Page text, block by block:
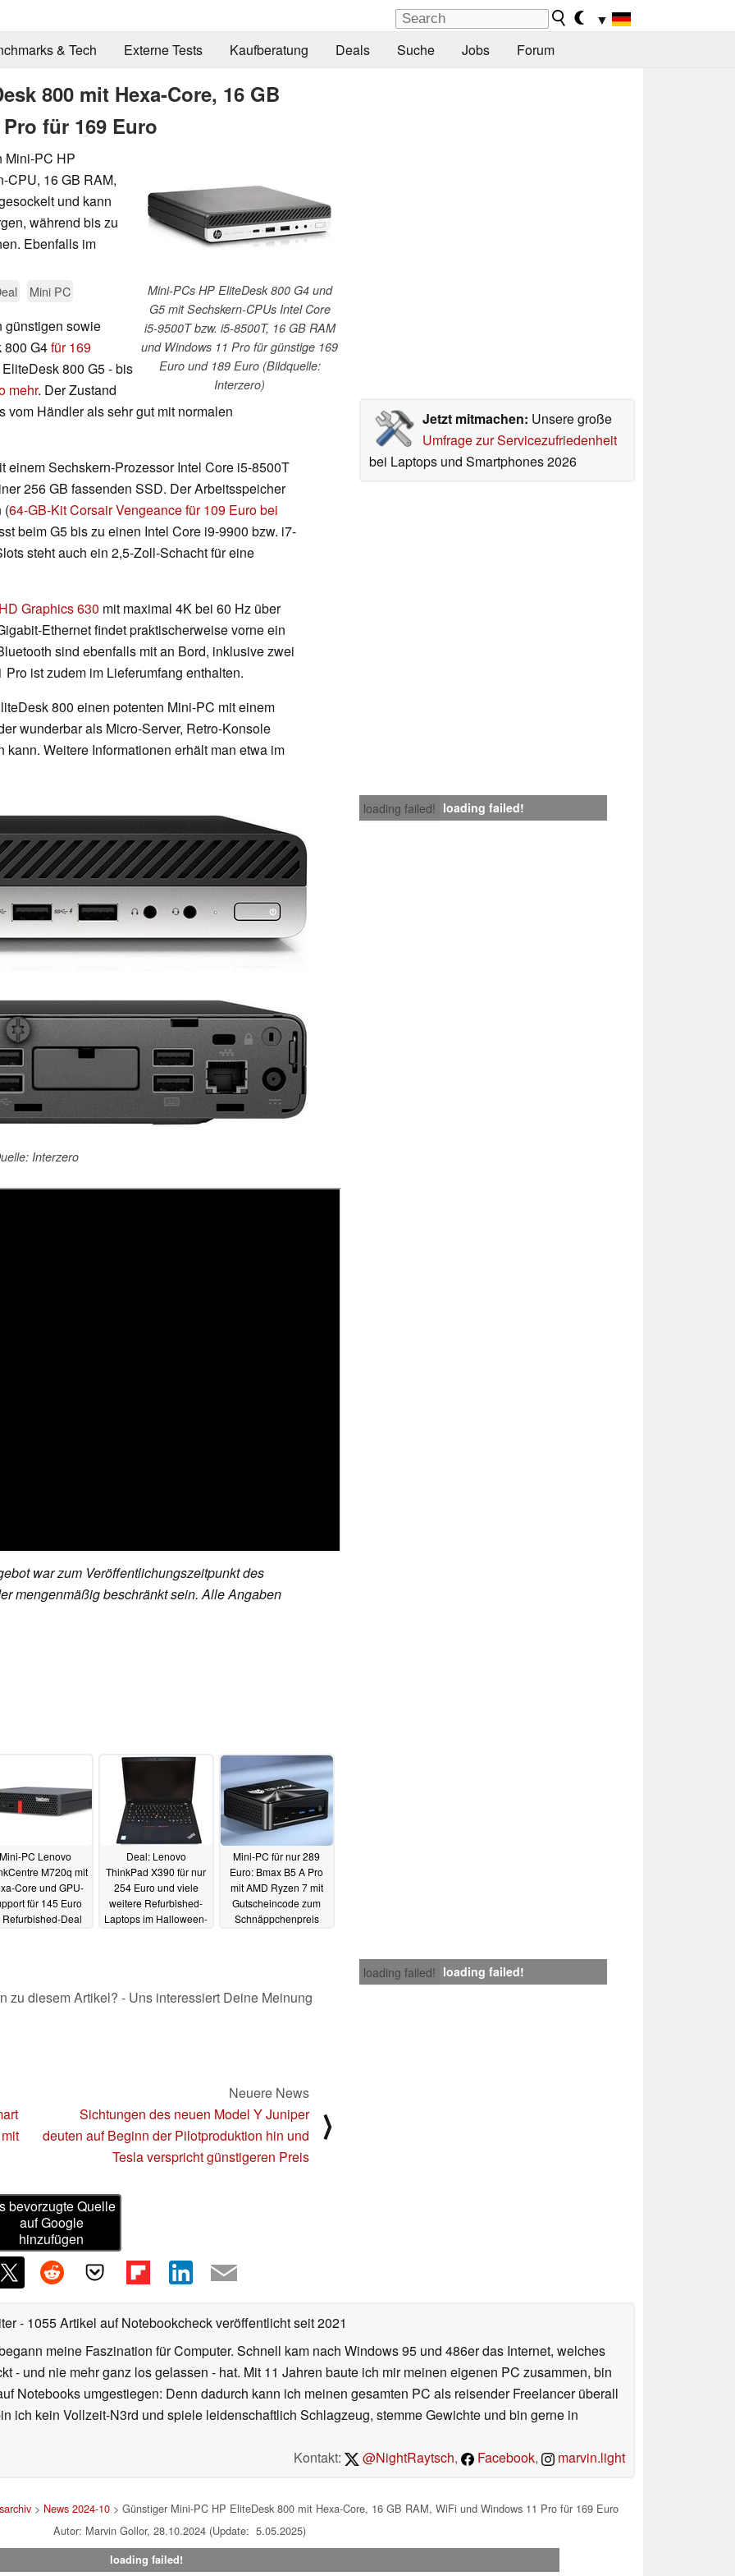
▼
& Tech
Externe Tests Kaufberatung Deals Suche Jobs Forum
800 mit Hexa-Core, 16 GB
für 169 Euro
Mini-PCs HP EliteDesk 800 G4 und
G5 mit Sechskern-CPUs Intel Core
i5-9500T bzw. i5-8500T, 16 GB RAM
und Windows 11 Pro für günstige 169
Euro und 189 Euro (Bildquelle:
Interzero)
Mini-PC HP
CPU, 16 GB RAM,
und kann
während bis zu
Ebenfalls im
Mini PC
Jetzt mitmachen: Unsere große
Umfrage zur Servicezufriedenheit
bei Laptops und Smartphones 2026
günstigen sowie
800 G4für 169
800 G5 - bis
mehr. Der Zustand
Händler als sehr gut mit normalen
einem Sechskern-Prozessor Intel Core i5-8500T
256 GB fassenden SSD. Der Arbeitsspeicher
(64-GB-Kit Corsair Vengeance für 109 Euro bei
beim G5 bis zu einen Intel Core i9-9900 bzw. i7-
steht auch ein 2,5-Zoll-Schacht für eine
Graphics 630 mit maximal 4K bei 60 Hz über
Ethernet findet praktischerweise vorne ein
sind ebenfalls mit an Bord, inklusive zwei
ist zudem im Lieferumfang enthalten.
800 einen potenten Mini-PC mit einem
wunderbar als Micro-Server, Retro-Konsole
Weitere Informationen erhält man etwa im
loading failed! loading failed!
Interzero
war zum Veröffentlichungszeitpunkt des
mengenmäßig beschränkt sein. Alle Angaben
Mini-PC Lenovo
M720q mit
Core und GPU-
für 145 Euro
Refurbished-Deal
Deal: Lenovo
ThinkPad X390 für nur
254 Euro und viele
weitere Refurbished-
Laptops im Halloween-
Mini-PC für nur 289
Euro: Bmax B5 A Pro
mit AMD Ryzen 7 mit
Gutscheincode zum
Schnäppchenpreis
loading failed! loading failed!
zu diesem Artikel? - Uns interessiert Deine Meinung
Neuere News
Sichtungen des neuen Model Y Juniper
deuten auf Beginn der Pilotproduktion hin und
Tesla verspricht günstigeren Preis
⟩
bevorzugte Quelle
auf Google
hinzufügen
- 1055 Artikel auf Notebookcheck veröffentlichtseit 2021
meine Faszination für Computer. Schnell kam nach Windows 95 und 486er das Internet, welches
- und nie mehr ganz los gelassen - hat. Mit 11 Jahren baute ich mir meinen eigenen PC zusammen, bin
Notebooks umgestiegen: Denn dadurch kann ich meinen gesamten PC als reisender Freelancer überall
ich kein Vollzeit-N3rd und spiele leidenschaftlich Schlagzeug, stemme Gewichte und bin gerne in
Kontakt: @NightRaytsch, Facebook, marvin.light
> News 2024-10> Günstiger Mini-PC HP EliteDesk 800 mit Hexa-Core, 16 GB RAM, WiFi und Windows 11 Pro für 169 Euro
Autor: Marvin Gollor, 28.10.2024 (Update: 5.05.2025)
loading failed!